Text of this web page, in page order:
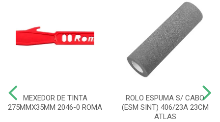
MEXEDOR DE TINTA
275MMX35MM 2046-0 ROMA
ROLO ESPUMA S/ CABO
(ESM SINT) 406/23A 23CM
ATLAS